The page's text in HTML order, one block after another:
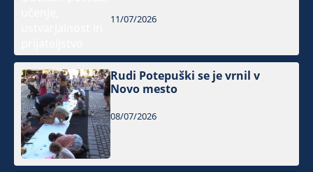
11/07/2026
Rudi Potepuški se je vrnil v
Novo mesto
08/07/2026